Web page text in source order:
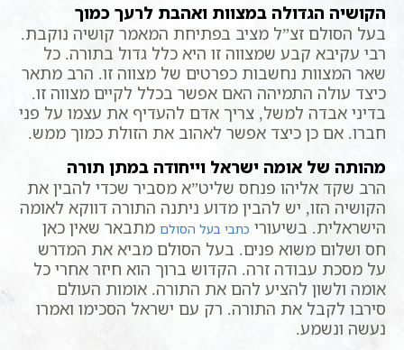
הקושיה הגדולה במצוות ואהבת לרעך כמוך
בעל הסולם זצ”ל מציב בפתיחת המאמר קושיה נוקבת.
רבי עקיבא קבע שמצווה זו היא כלל גדול בתורה. כל
שאר המצוות נחשבות כפרטים של מצווה זו. הרב מתאר
כיצד עולה התמיהה האם אפשר בכלל לקיים מצווה זו.
בדיני אבדה למשל, צריך אדם להעדיף את עצמו על פני
חברו. אם כן כיצד אפשר לאהוב את הזולת כמוך ממש.
מהותה של אומה ישראל וייחודה במתן תורה
הרב שקד אליהו פנחס שליט”א מסביר שכדי להבין את
הקושיה הזו, יש להבין מדוע ניתנה התורה דווקא לאומה
הישראלית. בשיעורי כתבי בעל הסולם מתבאר שאין כאן
חס ושלום משוא פנים. בעל הסולם מביא את המדרש
על מסכת עבודה זרה. הקדוש ברוך הוא חיזר אחרי כל
אומה ולשון להציע להם את התורה. אומות העולם
סירבו לקבל את התורה. רק עם ישראל הסכימו ואמרו
נעשה ונשמע.